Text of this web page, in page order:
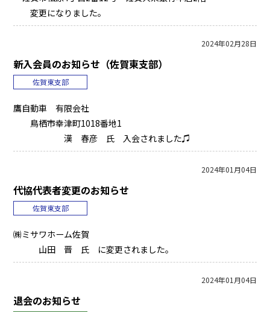
変更になりました。
2024年02月28日
新入会員のお知らせ（佐賀東支部）
佐賀東支部
鷹自動車 有限会社
鳥栖市幸津町1018番地1
漢 春彦 氏 入会されました♫
2024年01月04日
代協代表者変更のお知らせ
佐賀東支部
㈱ミサワホーム佐賀
山田 晋 氏 に変更されました。
2024年01月04日
退会のお知らせ